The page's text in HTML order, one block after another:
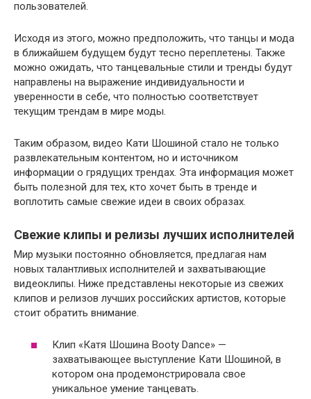
пользователей.
Исходя из этого, можно предположить, что танцы и мода
в ближайшем будущем будут тесно переплетены. Также
можно ожидать, что танцевальные стили и тренды будут
направлены на выражение индивидуальности и
уверенности в себе, что полностью соответствует
текущим трендам в мире моды.
Таким образом, видео Кати Шошиной стало не только
развлекательным контентом, но и источником
информации о грядущих трендах. Эта информация может
быть полезной для тех, кто хочет быть в тренде и
воплотить самые свежие идеи в своих образах.
Свежие клипы и релизы лучших исполнителей
Мир музыки постоянно обновляется, предлагая нам
новых талантливых исполнителей и захватывающие
видеоклипы. Ниже представлены некоторые из свежих
клипов и релизов лучших российских артистов, которые
стоит обратить внимание.
Клип «Катя Шошина Booty Dance» —
захватывающее выступление Кати Шошиной, в
котором она продемонстрировала свое
уникальное умение танцевать.